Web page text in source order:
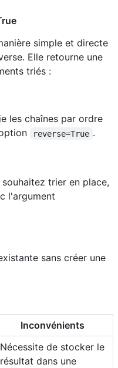
simple et directe
Elle retourne une
triés :
les chaînes par ordre
reverse=True .
trier en place,
l'argument
sans créer une
Inconvénients
Nécessite de stocker le
résultat dans une